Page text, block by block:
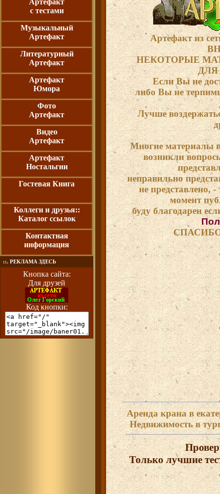
с тестами
Музыкальный
Артефакт
Литературный
Артефакт
Артефакт
Юмора
Фото
Артефакт
Видео
Артефакт
Артефакт
Ностальгии
Гостевая Книга
Коллеги и друзья::
Каталог ссылок
Контактная
информация
::. РЕКЛАМА ЗДЕСЬ
Кнопка сайта:
Для друзей
Код кнопки:
Артефакт из
НЕКОТОРЫЕ
ДЛЯ
Если Вы не
либо Вы не
Лучше
Многие материалы
возникли
неправильно
не представлено,
момент
буду благодарен
Аренда крана в
Недвижимость в
Только лучшие